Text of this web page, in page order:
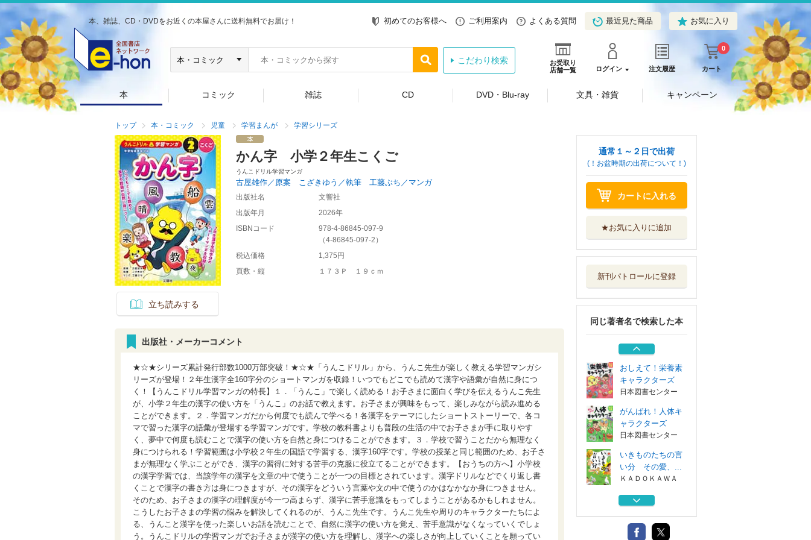
本、雑誌、CD・DVDをお近くの本屋さんに送料無料でお届け！ 初めてのお客様へ ご利用案内 よくある質問 最近見た商品 お気に入り
お受取り
店舗一覧
ログイン 注文履歴 カート
0
こだわり検索
本 コミック 雑誌 CD DVD・Blu-ray 文具・雑貨 キャンペーン
トップ 本・コミック 児童 学習まんが 学習シリーズ
立ち読みする
かん字 小学２年生こくご
うんこドリル学習マンガ
古屋雄作／原案 こざきゆう／執筆 工藤ぶち／マンガ
出版社名
文響社
出版年月
2026年
ISBNコード
978-4-86845-097-9
（4-86845-097-2 ）
税込価格
1,375円
頁数・縦
１７３Ｐ １９ｃｍ
出版社・メーカーコメント
★☆★シリーズ累計発行部数1000万部突破！★☆★「うんこドリル」から、うんこ先生が楽しく教える学習マンガシ
リーズが登場！２年生漢字全160字分のショートマンガを収録！いつでもどこでも読めて漢字や語彙が自然に身につ
く！【うんこドリル学習マンガの特長】１．「うんこ」で楽しく読める！お子さまに面白く学びを伝えるうんこ先生
が、小学２年生の漢字の使い方を「うんこ」のお話で教えます。お子さまが興味をもって、楽しみながら読み進める
ことができます。２．学習マンガだから何度でも読んで学べる！各漢字をテーマにしたショートストーリーで、各コ
マで習った漢字の語彙が登場する学習マンガです。学校の教科書よりも普段の生活の中でお子さまが手に取りやす
く、夢中で何度も読むことで漢字の使い方を自然と身につけることができます。３．学校で習うことだから無理なく
身につけられる！学習範囲は小学校２年生の国語で学習する、漢字160字です。学校の授業と同じ範囲のため、お子さ
まが無理なく学ぶことができ、漢字の習得に対する苦手の克服に役立てることができます。【おうちの方へ】小学校
の漢字学習では、当該学年の漢字を文章の中で使うことが一つの目標とされています。漢字ドリルなどでくり返し書
くことで漢字の書き方は身につきますが、その漢字をどういう言葉や文の中で使うのかはなかなか身につきません。
そのため、お子さまの漢字の理解度が今一つ高まらず、漢字に苦手意識をもってしまうことがあるかもしれません。
こうしたお子さまの学習の悩みを解決してくれるのが、うんこ先生です。うんこ先生や周りのキャラクターたちによ
る、うんこと漢字を使った楽しいお話を読むことで、自然に漢字の使い方を覚え、苦手意識がなくなっていくでしょ
う。うんこドリルの学習マンガでお子さまが漢字の使い方を理解し、漢字への楽しさが向上していくことを願ってい
通常１～２日で出荷
(！お盆時期の出荷について！)
カートに入れる
★お気に入りに追加
新刊パトロールに登録
同じ著者名で検索した本
いきものたちの言
い分 その愛、...
名探偵はハムスタ
文響社
アレにもコレにも
！モノの数えか...
ポプラ社
おしえて！栄養素
キャラクターズ
日本図書センター
がんばれ！人体キ
ャラクターズ
日本図書センター
いきものたちの言
い分 その愛、...
ＫＡＤＯＫＡＷＡ
名探偵はハムスタ
文響社